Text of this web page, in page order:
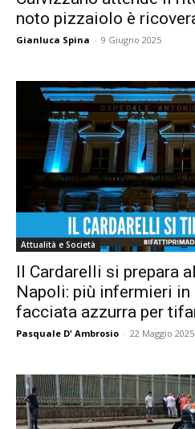
noto pizzaiolo è
Gianluca Spina - 9 Giugno 2025
Attualità e Società
Il Cardarelli si prepara
Napoli: più infermieri
facciata azzurra per
Pasquale D' Ambrosio - 22 Maggio 2025